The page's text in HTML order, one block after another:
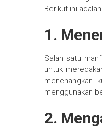
Berikut ini
1.
Salah satu
untuk
menenangkan
menggunakan
2.